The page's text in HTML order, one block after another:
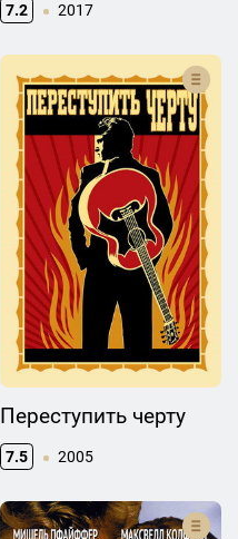
7.2 2017
Переступить черту
7.5 2005